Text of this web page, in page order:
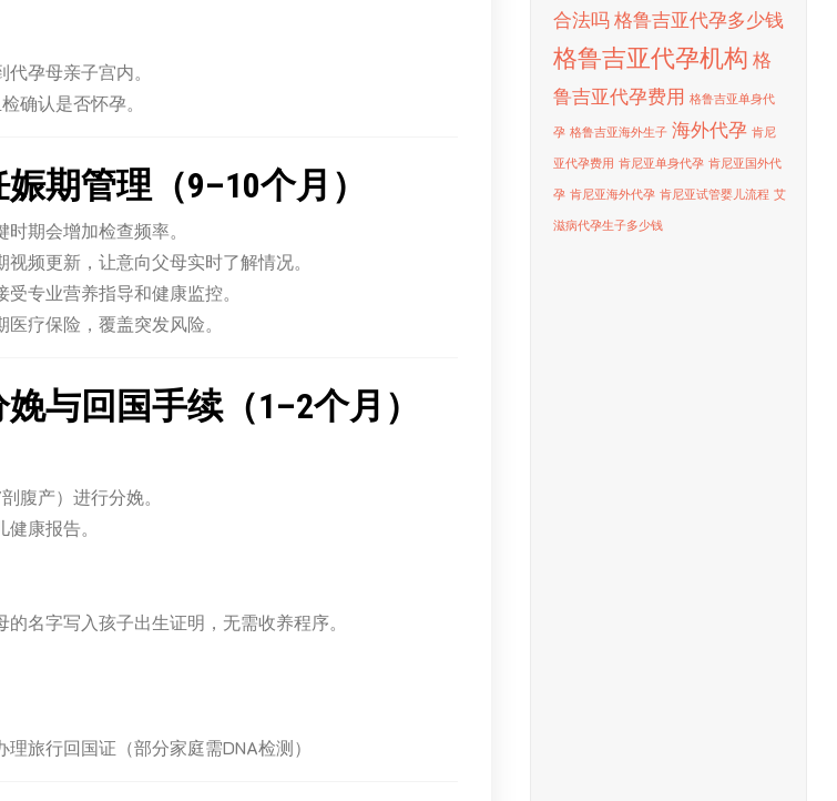
孕母亲子宫内。
确认是否怀孕。
期管理（9–10个月）
期会增加检查频率。
视频更新，让意向父母实时了解情况。
受专业营养指导和健康监控。
疗保险，覆盖突发风险。
与回国手续（1–2个月）
腹产）进行分娩。
康报告。
名字写入孩子出生证明，无需收养程序。
旅行回国证（部分家庭需DNA检测）
合法吗格鲁吉亚代孕多少钱
格鲁吉亚代孕机构 格
鲁吉亚代孕费用 格鲁吉亚单身代
孕 格鲁吉亚海外生子 海外代孕 肯尼
亚代孕费用 肯尼亚单身代孕 肯尼亚国外代
孕 肯尼亚海外代孕 肯尼亚试管婴儿流程 艾
滋病代孕生子多少钱